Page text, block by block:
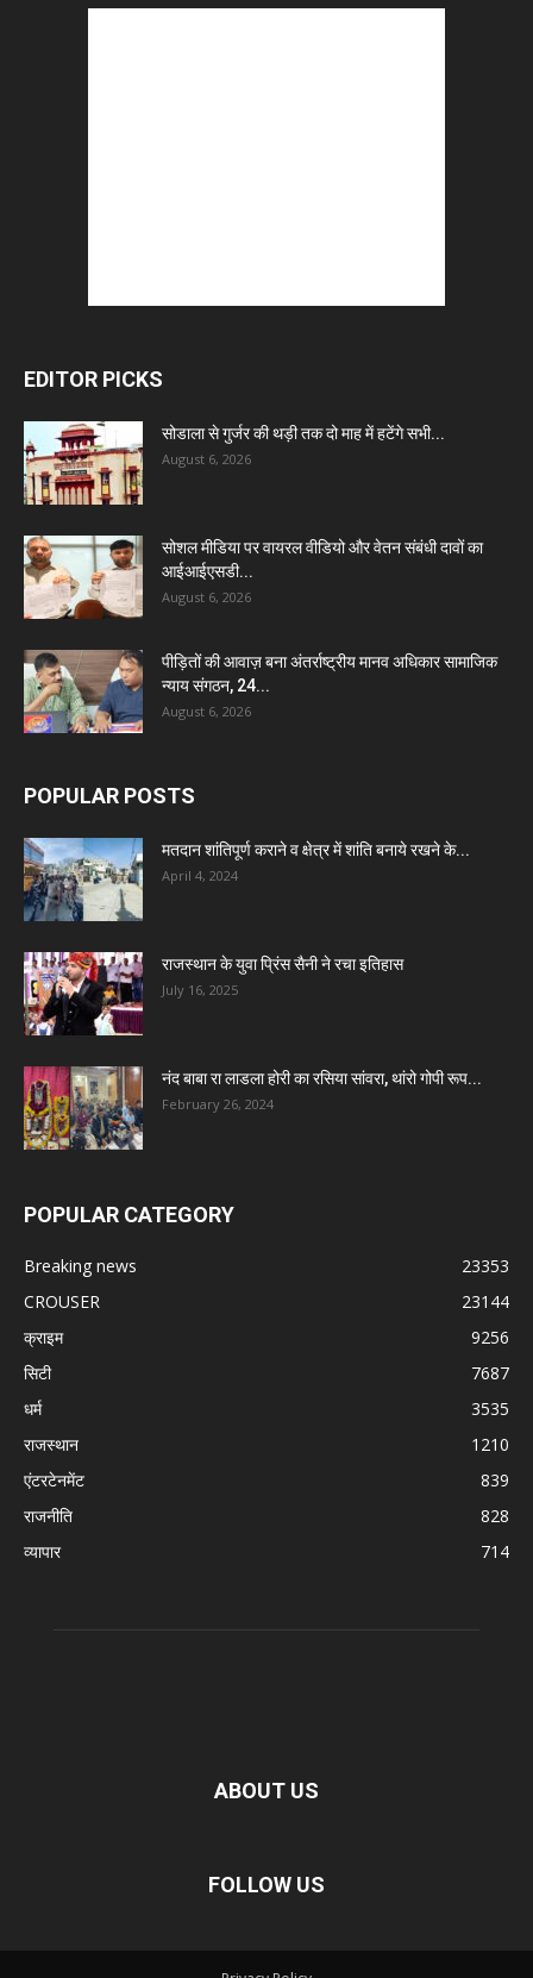
EDITOR PICKS
सोडाला से गुर्जर की थड़ी तक दो माह में हटेंगे सभी...
August 6, 2026
सोशल मीडिया पर वायरल वीडियो और वेतन संबंधी दावों का
आईआईएसडी...
August 6, 2026
पीड़ितों की आवाज़ बना अंतर्राष्ट्रीय मानव अधिकार सामाजिक
न्याय संगठन, 24...
August 6, 2026
POPULAR POSTS
मतदान शांतिपूर्ण कराने व क्षेत्र में शांति बनाये रखने के...
April 4, 2024
राजस्थान के युवा प्रिंस सैनी ने रचा इतिहास
July 16, 2025
नंद बाबा रा लाडला होरी का रसिया सांवरा, थांरो गोपी रूप...
February 26, 2024
POPULAR CATEGORY
Breaking news
23353
CROUSER
23144
क्राइम
9256
सिटी
7687
धर्म
3535
राजस्थान
1210
एंटरटेनमेंट
839
राजनीति
828
व्यापार
714
ABOUT US
FOLLOW US